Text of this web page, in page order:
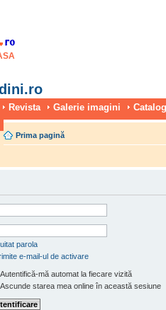
Revista Galerie imagini
Prima pagină
parola
e-mail-ul de activare
Autentifică-mă automat la fiecare vizită
Ascunde starea mea online în această sesiune